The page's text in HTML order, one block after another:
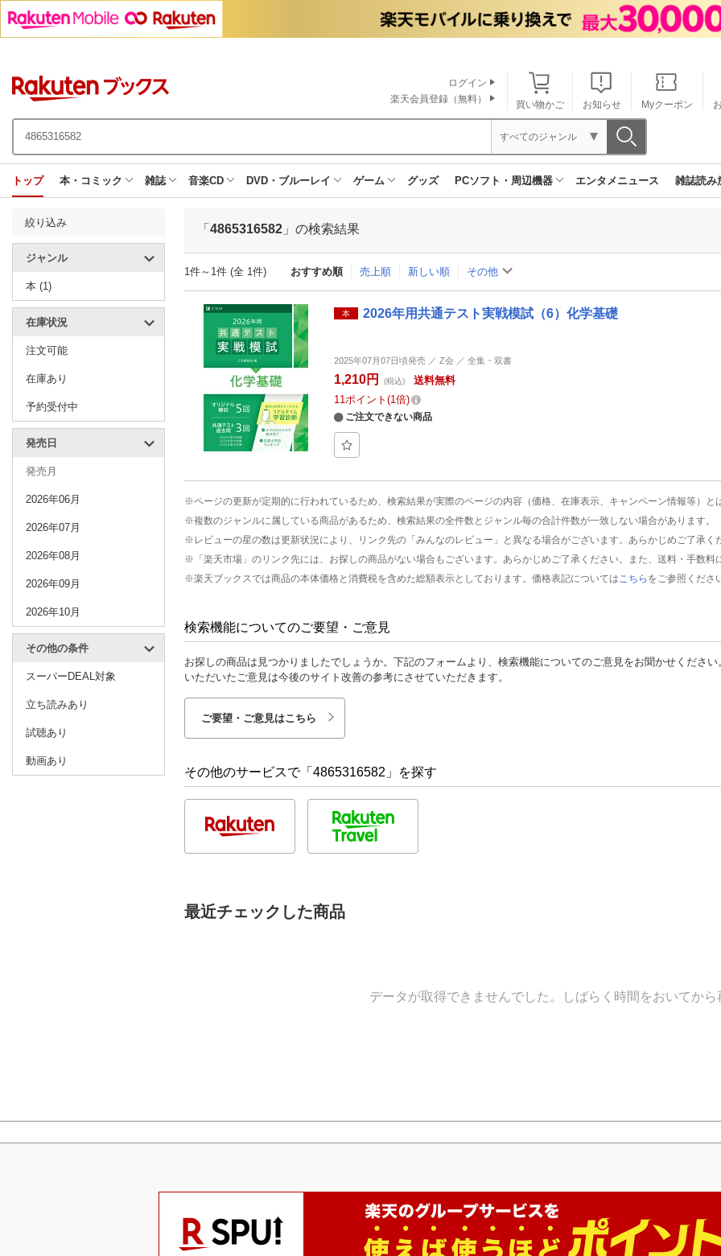
買い物かご お知らせ Myクーポン
ログイン
楽天会員登録（無料）
すべてのジャンル
トップ 本・コミック 雑誌 音楽CD DVD・ブルーレイ ゲーム グッズ PCソフト・周辺機器 エンタメニュース 雑誌読み
絞り込み
ジャンル
本 (1)
在庫状況
注文可能
在庫あり
予約受付中
発売日
発売月
2026年06月
2026年07月
2026年08月
2026年09月
2026年10月
その他の条件
スーパーDEAL対象
立ち読みあり
試聴あり
動画あり
「 4865316582 」の検索結果
1件～1件 (全 1件) おすすめ順 売上順 新しい順 その他
本 2026年用共通テスト実戦模試（6）化学基礎
2025年07月07日頃発売 ／ Z会 ／ 全集・双書
1,210円 (税込)
送料無料
11 ポイント 1倍
ご注文できない商品
※ページの更新が定期的に行われているため、検索結果が実際のページの内容（価格、在庫表示、キャンペーン情報等）と
※複数のジャンルに属している商品があるため、検索結果の全件数とジャンル毎の合計件数が一致しない場合があります。
※レビューの星の数は更新状況により、リンク先の「みんなのレビュー」と異なる場合がございます。あらかじめご了承く
※「楽天市場」のリンク先には、お探しの商品がない場合もございます。あらかじめご了承ください。また、送料・手数料
※楽天ブックスでは商品の本体価格と消費税を含めた総額表示としております。価格表記については こちら をご参照くださ
検索機能についてのご要望・ご意見
お探しの商品は見つかりましたでしょうか。下記のフォームより、検索機能についてのご意見をお聞かせください
いただいたご意見は今後のサイト改善の参考にさせていただきます。
ご要望・ご意見はこちら
その他のサービスで「4865316582」を探す
最近チェックした商品
データが取得できませんでした。しばらく時間をおいてから